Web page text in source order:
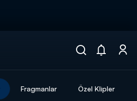
Fragmanlar Özel Klipler